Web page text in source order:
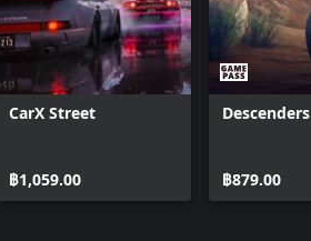
CarX Street
฿1,059.00
Descenders
฿879.00